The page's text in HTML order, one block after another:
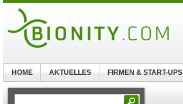
HOME AKTUELLES FIRMEN & START-UPS